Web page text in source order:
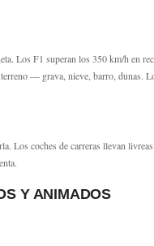
Los F1 superan los 350 km/h
— grava, nieve, barro, dunas.
Los coches de carreras llevan
Y ANIMADOS